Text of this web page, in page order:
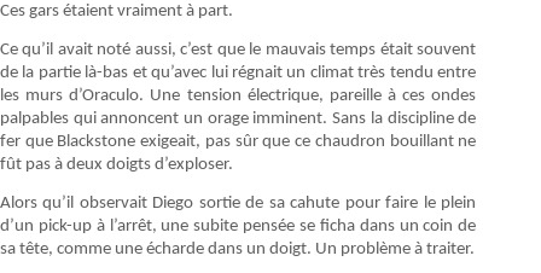
Ces gars étaient vraiment à part.
Ce qu’il avait noté aussi, c’est que le mauvais temps était souvent
de la partie là-bas et qu’avec lui régnait un climat très tendu entre
les murs d’Oraculo. Une tension électrique, pareille à ces ondes
palpables qui annoncent un orage imminent. Sans la discipline de
fer que Blackstone exigeait, pas sûr que ce chaudron bouillant ne
fût pas à deux doigts d’exploser.
Alors qu’il observait Diego sortie de sa cahute pour faire le plein
d’un pick-up à l’arrêt, une subite pensée se ficha dans un coin de
sa tête, comme une écharde dans un doigt. Un problème à traiter.